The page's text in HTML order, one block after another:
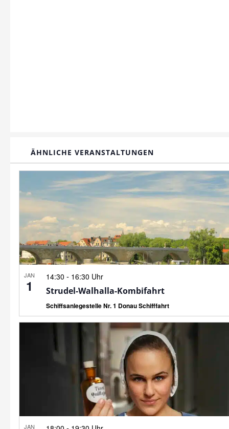
ÄHNLICHE VERANSTALTUNGEN
JAN
1
14:30 - 16:30 Uhr
Strudel-Walhalla-Kombifahrt
Schiffsanlegestelle Nr. 1 Donau Schifffahrt
JAN